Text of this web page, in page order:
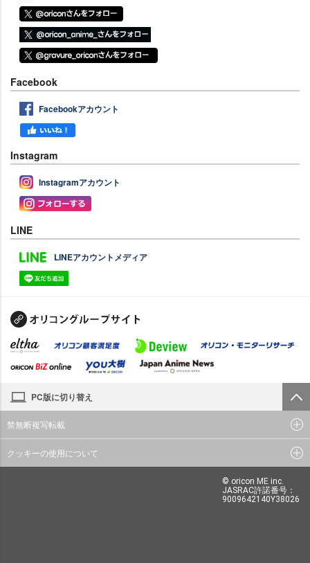
Facebook
Facebookアカウント
Instagram
Instagramアカウント
LINE
LINEアカウントメディア
PC版に切り替え
禁無断複写転載
クッキーの使用について
© oricon ME inc.
JASRAC許諾番号：
9009642140Y38026